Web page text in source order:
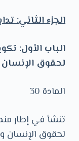
الجزء الثاني:
الباب الأول:
لحقوق
المادة 30
تنشأ في إطار
لحقوق الإنسان